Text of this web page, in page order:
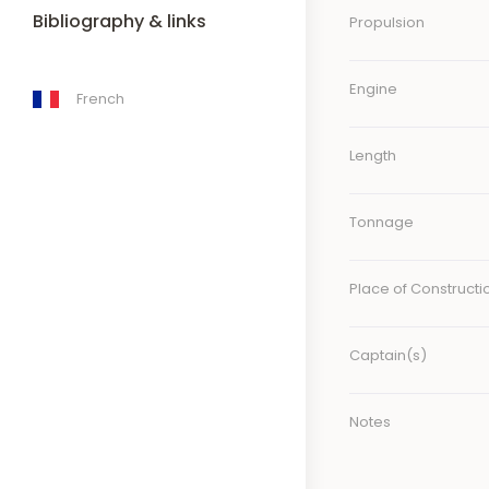
Bibliography & links
French
Propulsion
Engine
Length
Tonnage
Place of
Captain(s)
Notes